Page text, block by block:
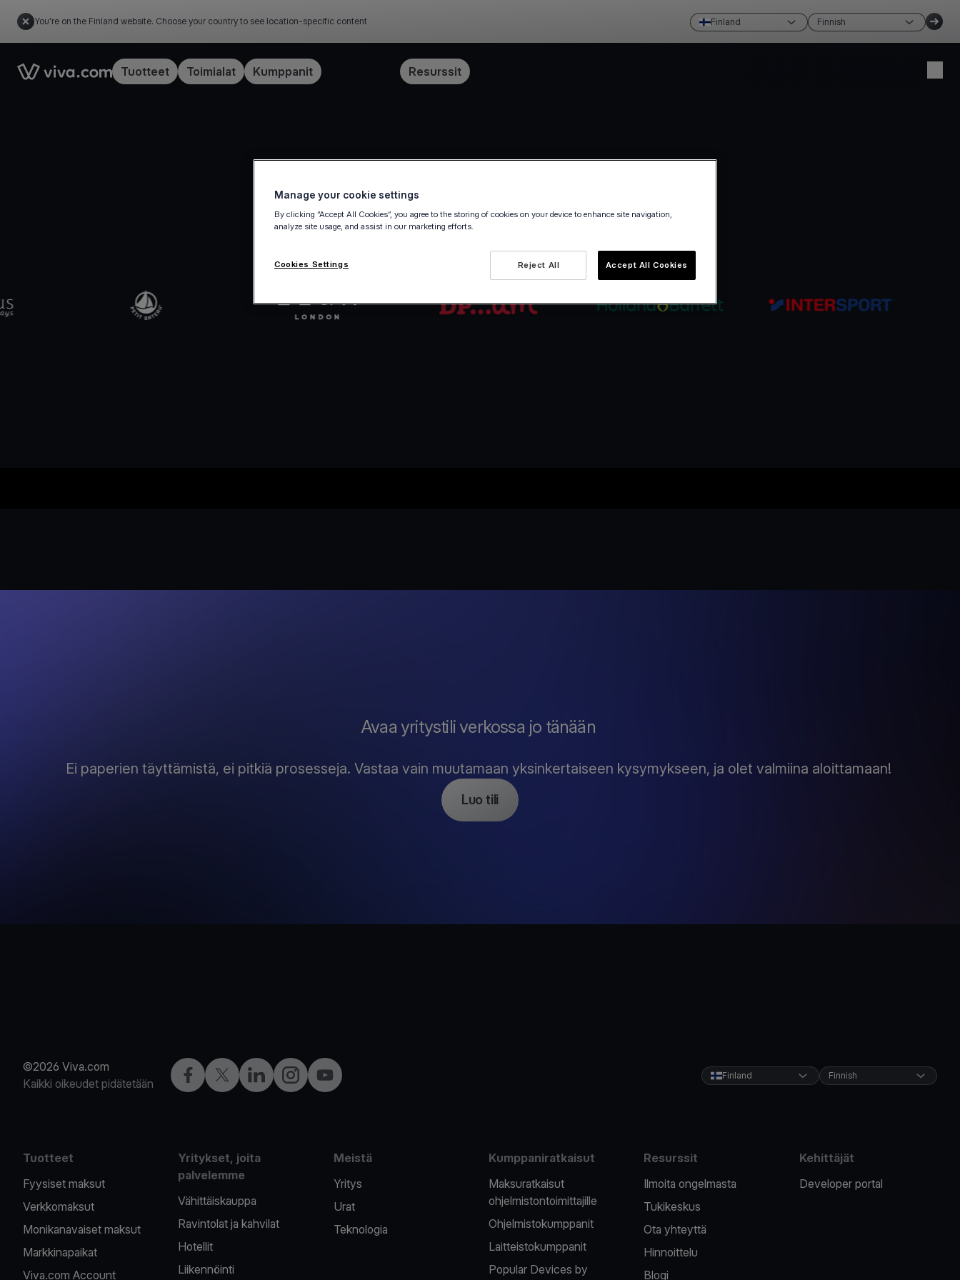
You're on the Finland website. Choose your country to see location-specific content Finland Finnish
Link to the homepageTuotteet Toimialat Kumppanit Resurssit
Avaa yritystili verkossa jo tänään
Ei paperien täyttämistä, ei pitkiä prosesseja. Vastaa vain muutamaan yksinkertaiseen kysymykseen, ja olet valmiina aloittamaan!
Luo tili
©2026 Viva.com
Kaikki oikeudet pidätetään
Facebook
X LinkedInInstagramYouTube Finland Finnish
Tuotteet
Fyysiset maksut
Verkkomaksut
Monikanavaiset maksut
Markkinapaikat
Viva.com Account
Yritykset, joita
palvelemme
Vähittäiskauppa
Ravintolat ja kahvilat
Hotellit
Liikennöinti
Meistä
Yritys
Urat
Teknologia
Kumppaniratkaisut
Maksuratkaisut
ohjelmistontoimittajille
Ohjelmistokumppanit
Laitteistokumppanit
Popular Devices by
Resurssit
Ilmoita ongelmasta
Tukikeskus
Ota yhteyttä
Hinnoittelu
Blogi
Kehittäjät
Developer portal
Manage your cookie settings
By clicking “Accept All Cookies”, you agree to the storing of cookies on your device to enhance site navigation,
analyze site usage, and assist in our marketing efforts.
Reject All Accept All Cookies
Cookies Settings